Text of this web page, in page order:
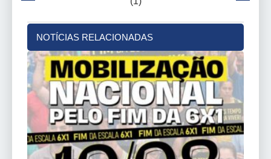
NOTÍCIAS RELACIONADAS